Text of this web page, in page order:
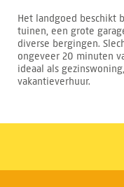
Het landgoed beschikt
tuinen, een grote
diverse bergingen.
ongeveer 20 minuten
ideaal als
vakantieverhuur.